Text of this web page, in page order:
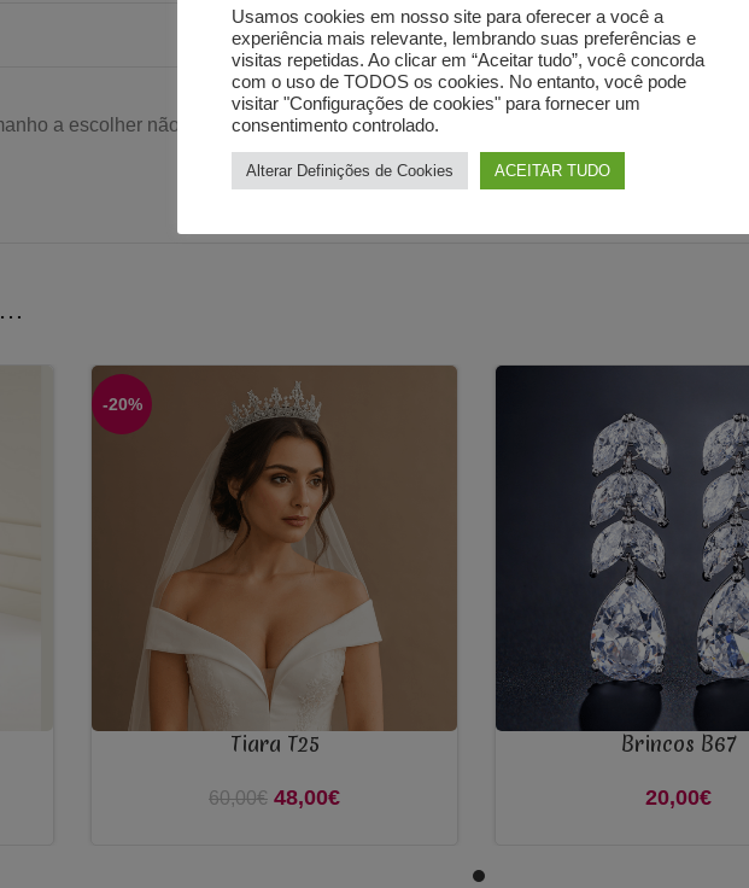
135 cm 121 cm
a escolher não hesite em escrever para o chat ou para o nosso e.mail, teremos
-20%
Tiara T25
60,00€ O preço original era:
48,00€
Brincos B67
20,00€
Usamos cookies em nosso site para oferecer a você a
experiência mais relevante, lembrando suas preferências e
visitas repetidas. Ao clicar em “Aceitar tudo”, você concorda
com o uso de TODOS os cookies. No entanto, você pode
visitar "Configurações de cookies" para fornecer um
consentimento controlado.
Alterar Definições de Cookies ACEITAR TUDO